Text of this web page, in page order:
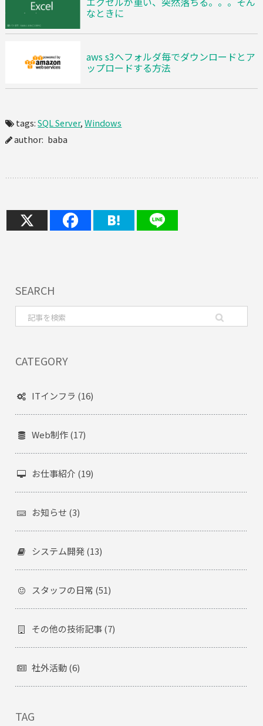
なときに
aws s3へフォルダ毎でダウンロードとア
ップロードする方法
tags:SQL Server,Windows
author: baba
SEARCH
CATEGORY
ITインフラ (16)
Web制作 (17)
お仕事紹介 (19)
お知らせ (3)
システム開発 (13)
スタッフの日常 (51)
その他の技術記事 (7)
社外活動 (6)
TAG